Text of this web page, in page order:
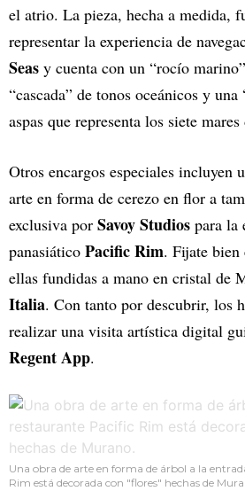
el atrio. La pieza, hecha a medida,
representar la experiencia de
Seas y cuenta con un “rocío
“cascada” de tonos oceánicos y una
aspas que representa los siete
Otros encargos especiales incluyen
arte en forma de cerezo en flor a
exclusiva por Savoy Studios para la
panasiático Pacific Rim. Fijate bien
ellas fundidas a mano en cristal de
Italia. Con tanto por descubrir, los
realizar una visita artística digital
Regent App.
Una obra de arte en forma de árbol a la
Rim está decorada con "flores" hechas de